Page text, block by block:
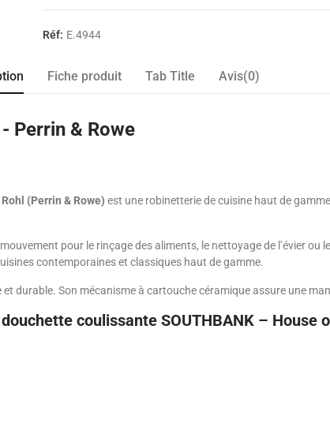
Réf: E.4944
Fiche produit Tab Title Avis(0)
Perrin & Rowe
(Perrin & Rowe) est une robinetterie de cuisine haut de
pour le rinçage des aliments, le nettoyage de l’évier ou
contemporaines et classiques haut de gamme.
durable. Son mécanisme à cartouche céramique assure une
coulissante SOUTHBANK – House